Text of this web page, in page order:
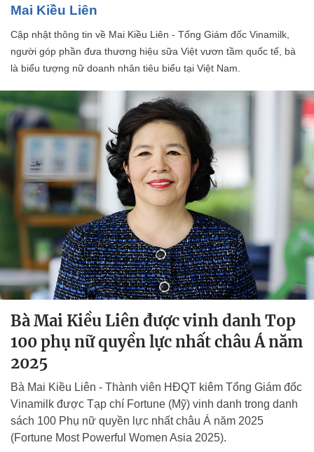
Mai Kiều Liên
Cập nhật thông tin về Mai Kiều Liên - Tổng Giám đốc Vinamilk,
người góp phần đưa thương hiệu sữa Việt vươn tầm quốc tế, bà
là biểu tượng nữ doanh nhân tiêu biểu tại Việt Nam.
Bà Mai Kiều Liên được vinh danh Top
100 phụ nữ quyền lực nhất châu Á năm
2025
Bà Mai Kiều Liên - Thành viên HĐQT kiêm Tổng Giám đốc
Vinamilk được Tạp chí Fortune (Mỹ) vinh danh trong danh
sách 100 Phụ nữ quyền lực nhất châu Á năm 2025
(Fortune Most Powerful Women Asia 2025).